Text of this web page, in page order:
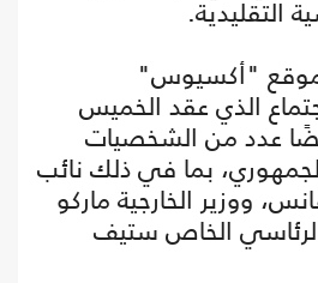
التقليدية.
موقع "أكسيوس"
الذي عقد الخميس
عدد من الشخصيات
بما في ذلك نائب
ووزير الخارجية ماركو
الخاص ستيف